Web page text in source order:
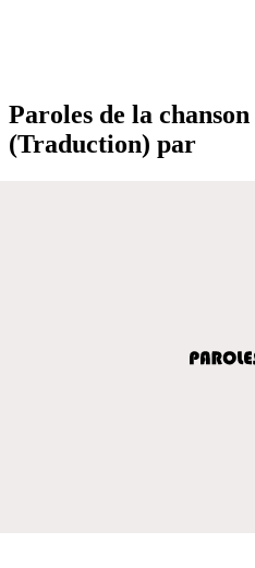
Paroles de la
(Traduction) par